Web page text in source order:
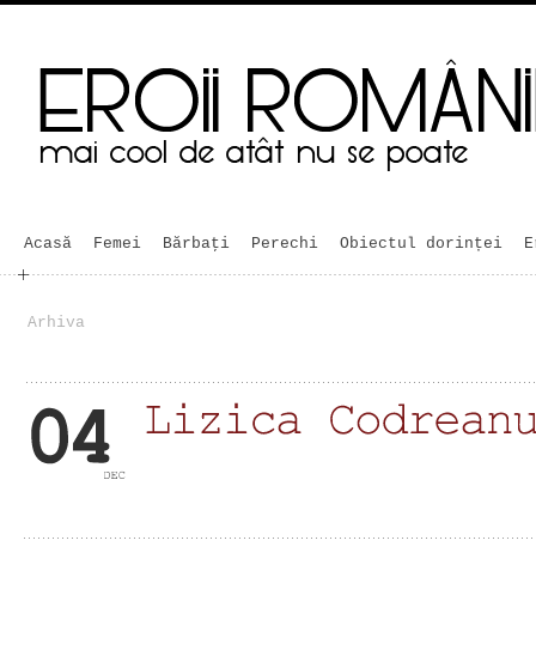
Acasă Femei Bărbaţi Perechi Obiectul dorinței
Arhiva